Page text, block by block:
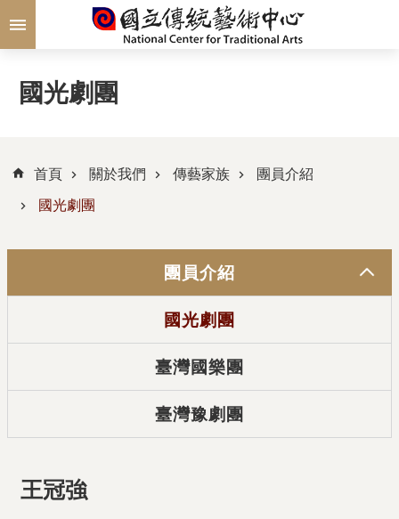
跳到主要內容區塊
國光劇團
首頁 關於我們 傳藝家族 團員介紹
國光劇團
團員介紹
國光劇團
臺灣國樂團
臺灣豫劇團
王冠強